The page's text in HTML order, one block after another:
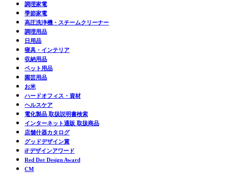
調理家電
季節家電
高圧洗浄機・スチームクリーナー
調理用品
日用品
寝具・インテリア
収納用品
ペット用品
園芸用品
お米
ハードオフィス・資材
ヘルスケア
電化製品 取扱説明書検索
インターネット通販 取扱商品
店舗什器カタログ
グッドデザイン賞
iFデザインアワード
Red Dot Design Award
CM